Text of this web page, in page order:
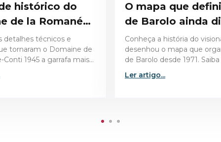
que definiu o cru
ainda dita
do visionário que
mapa que organiza o cru
1971. Saiba como essa
as regras de qualidade
Vinhos para a
surpreendem no
Descubra como escolher os
vinhos para a Páscoa e
convidados com
perfeitas, do bacalhau ao
assado.
Ler artigo...